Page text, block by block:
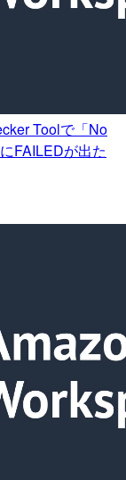
Toolで「No
FAILEDが出た